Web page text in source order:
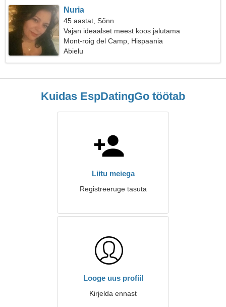
Nuria
45 aastat, Sõnn
Vajan ideaalset meest koos jalutama
Mont-roig del Camp, Hispaania
Abielu
Kuidas EspDatingGo töötab
Liitu meiega
Registreeruge tasuta
Looge uus profiil
Kirjelda ennast